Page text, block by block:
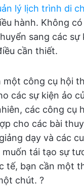
lý lịch trình di
hành. Không
sang các sự
cần thiết.
một công cụ hội
các sự kiện ảo
các công cụ
cho các bài
dạy và các
muốn tái tạo sự
tế, bạn cần một
chút. ?